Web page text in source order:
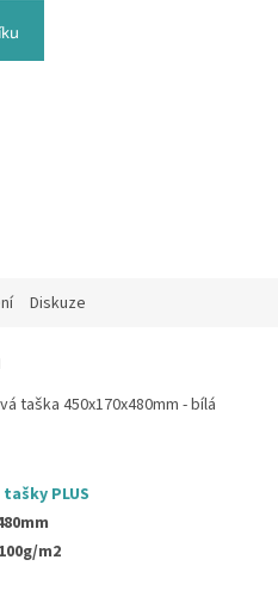
Diskuze
taška 450x170x480mm - bílá
PLUS
m2